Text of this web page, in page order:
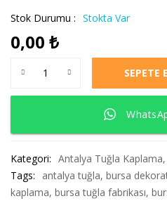
Stok Durumu : Stokta Var
0,00 ₺
SEPETE
Kategori: Antalya Tuğla Kaplama,
Tags:
antalya tuğla, bursa
kaplama, bursa tuğla fabrikası,